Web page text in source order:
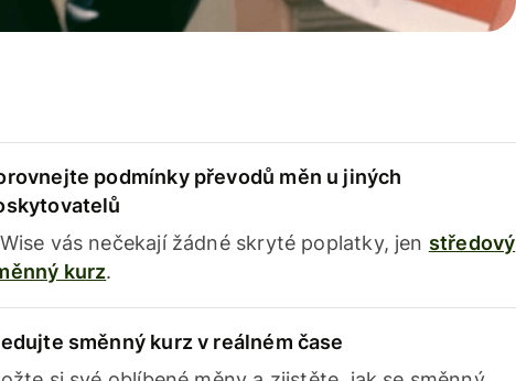
podmínky převodů měn u jiných
vás nečekají žádné skryté poplatky, jen středový
kurz.
směnný kurz v reálném čase